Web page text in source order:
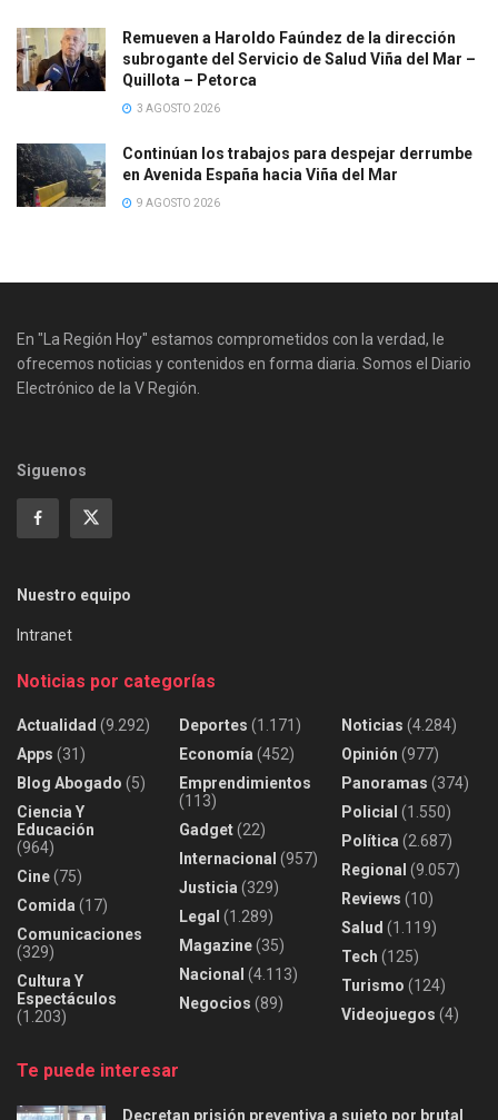
Remueven a Haroldo Faúndez de la dirección
subrogante del Servicio de Salud Viña del Mar –
Quillota – Petorca
3 AGOSTO 2026
Continúan los trabajos para despejar derrumbe
en Avenida España hacia Viña del Mar
9 AGOSTO 2026
En "La Región Hoy" estamos comprometidos con la verdad, le
ofrecemos noticias y contenidos en forma diaria. Somos el Diario
Electrónico de la V Región.
Siguenos
Nuestro equipo
Intranet
Noticias por categorías
Actualidad (9.292)
Apps (31)
Blog Abogado (5)
Ciencia Y
Educación
(964)
Cine(75)
Comida (17)
Comunicaciones
(329)
Cultura Y
Espectáculos
(1.203)
Deportes (1.171)
Economía (452)
Emprendimientos
(113)
Gadget(22)
Internacional (957)
Justicia (329)
Legal (1.289)
Magazine(35)
Nacional (4.113)
Negocios (89)
Noticias (4.284)
Opinión (977)
Panoramas (374)
Policial (1.550)
Política (2.687)
Regional (9.057)
Reviews (10)
Salud (1.119)
Tech (125)
Turismo (124)
Videojuegos (4)
Te puede interesar
Decretan prisión preventiva a sujeto por brutal